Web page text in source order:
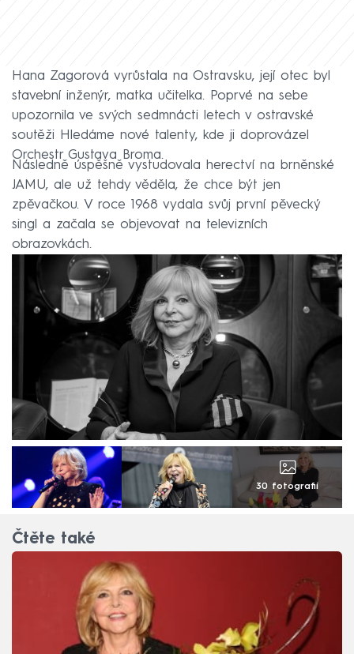
Hana Zagorová vyrůstala na Ostravsku, její otec byl
stavební inženýr, matka učitelka. Poprvé na sebe
upozornila ve svých sedmnácti letech v ostravské
soutěži Hledáme nové talenty, kde ji doprovázel
Orchestr Gustava Broma.
Následně úspěšně vystudovala herectví na brněnské
JAMU, ale už tehdy věděla, že chce být jen
zpěvačkou. V roce 1968 vydala svůj první pěvecký
singl a začala se objevovat na televizních
obrazovkách.
30 fotografií
Čtěte také